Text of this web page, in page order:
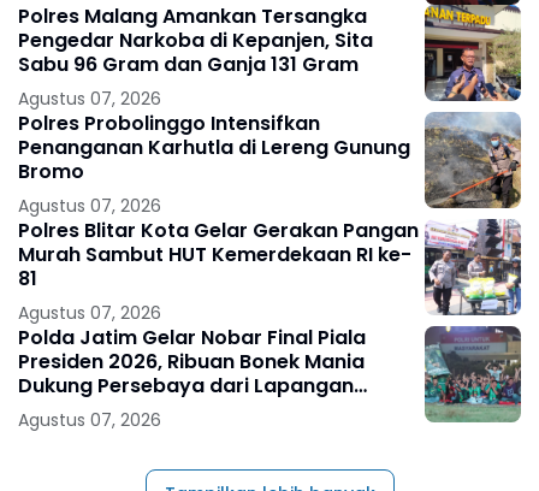
Polres Malang Amankan Tersangka
Pengedar Narkoba di Kepanjen, Sita
Sabu 96 Gram dan Ganja 131 Gram
Agustus 07, 2026
Polres Probolinggo Intensifkan
Penanganan Karhutla di Lereng Gunung
Bromo
Agustus 07, 2026
Polres Blitar Kota Gelar Gerakan Pangan
Murah Sambut HUT Kemerdekaan RI ke-
81
Agustus 07, 2026
Polda Jatim Gelar Nobar Final Piala
Presiden 2026, Ribuan Bonek Mania
Dukung Persebaya dari Lapangan
Mapolda
Agustus 07, 2026